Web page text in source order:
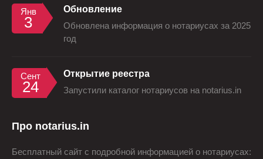
Янв
3
Обновление
Обновлена информация о нотариусах за 2025
год
Сент
24
Открытие реестра
Запустили каталог нотариусов на notarius.in
Про notarius.in
Бесплатный сайт с подробной информацией о нотариусах: